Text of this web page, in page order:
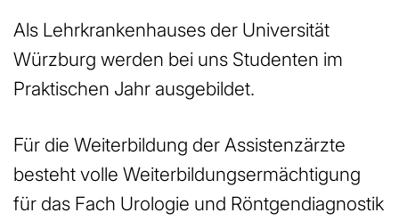
Als Lehrkrankenhauses der Universität
Würzburg werden bei uns Studenten im
Praktischen Jahr ausgebildet.
Für die Weiterbildung der Assistenzärzte
besteht volle Weiterbildungsermächtigung
für das Fach Urologie und Röntgendiagnostik